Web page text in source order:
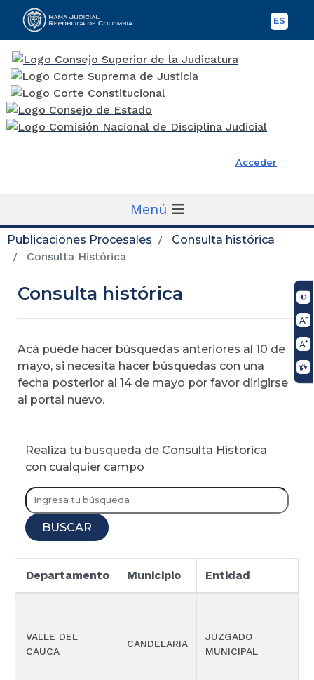
ES
Rama Judicial
Acceder
Menú
Publicaciones Procesales
Consulta histórica
Consulta Histórica
Consulta histórica
Acá puede hacer búsquedas anteriores al 10 de
mayo, si necesita hacer búsquedas con una
fecha posterior al 14 de mayo por favor dirigirse
al portal nuevo.
Realiza tu busqueda de Consulta Historica
con cualquier campo
BUSCAR
Departamento Municipio Entidad
VALLE DEL
CAUCA
CANDELARIA
JUZGADO
MUNICIPAL